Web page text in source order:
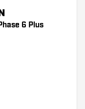
6 Plus